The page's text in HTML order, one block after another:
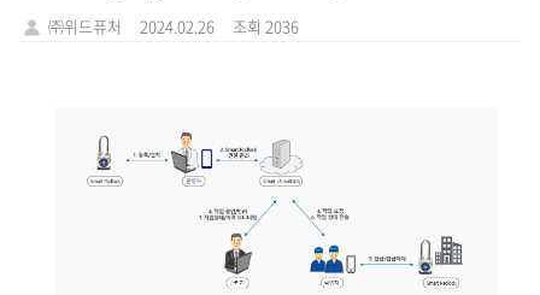
㈜위드퓨처 2024.02.26 조회 2036